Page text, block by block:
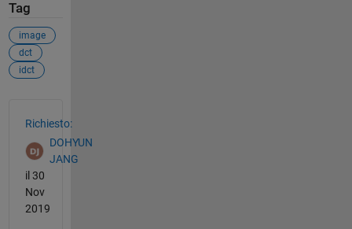
Tag
image
dct
idct
Richiesto:
DOHYUN
JANG
il 30
Nov
2019